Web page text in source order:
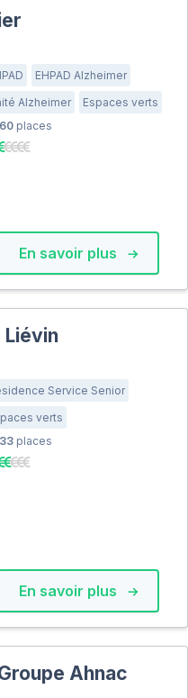
EHPAD Alzheimer
Alzheimer
Espaces verts
places
En savoir plus
Service Senior
verts
places
En savoir plus
Ahnac